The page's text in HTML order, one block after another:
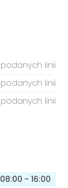
podanych linii
podanych linii
podanych linii
08:00 - 16:00